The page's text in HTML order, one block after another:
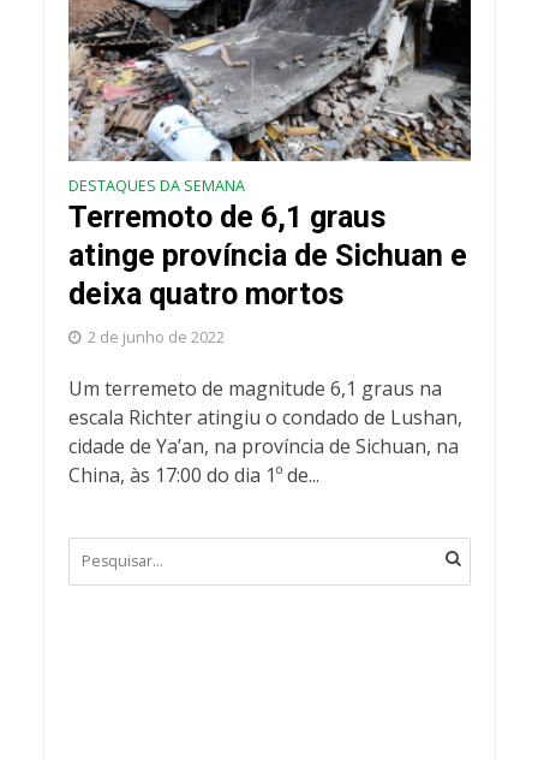
DESTAQUES DA SEMANA
Terremoto de 6,1 graus
atinge província de Sichuan e
deixa quatro mortos
2 de junho de 2022
Um terremeto de magnitude 6,1 graus na
escala Richter atingiu o condado de Lushan,
cidade de Ya’an, na província de Sichuan, na
China, às 17:00 do dia 1º de...